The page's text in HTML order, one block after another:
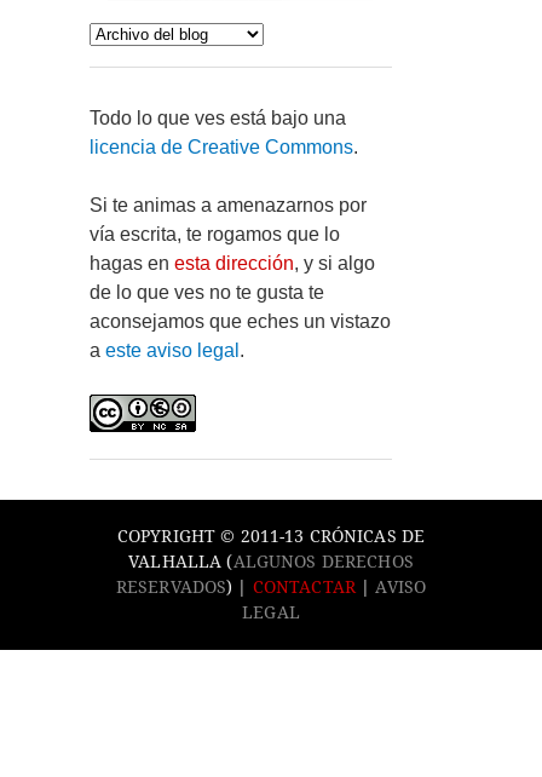
Todo lo que ves está bajo una
licencia de Creative Commons.
Si te animas a amenazarnos por
vía escrita, te rogamos que lo
hagas en esta dirección, y si algo
de lo que ves no te gusta te
aconsejamos que eches un vistazo
a este aviso legal .
COPYRIGHT © 2011-13 CRÓNICAS DE
VALHALLA (ALGUNOS DERECHOS
RESERVADOS) | CONTACTAR
AVISO
LEGAL